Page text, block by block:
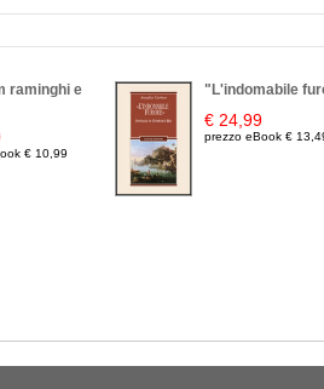
raminghi e
€ 10,99
"L'indomabile
€ 24,99
prezzo eBook €